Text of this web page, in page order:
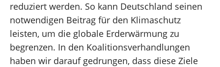
reduziert werden. So kann Deutschland seinen
notwendigen Beitrag für den Klimaschutz
leisten, um die globale Erderwärmung zu
begrenzen. In den Koalitionsverhandlungen
haben wir darauf gedrungen, dass diese Ziele